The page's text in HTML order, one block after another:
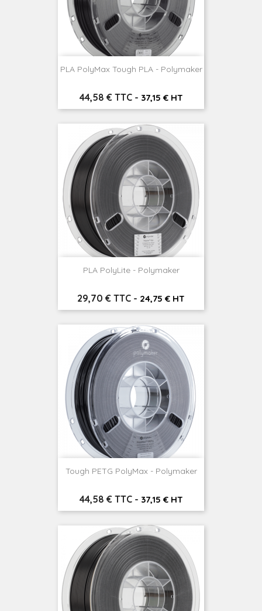
PLA PolyMax Tough PLA - Polymaker
Prix
44,58 € TTC - 37,15 € HT
PLA PolyLite - Polymaker
Prix
29,70 € TTC - 24,75 € HT
Tough PETG PolyMax - Polymaker
Prix
44,58 € TTC - 37,15 € HT